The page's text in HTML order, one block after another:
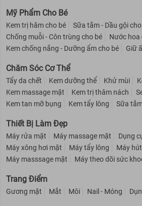
Mỹ Phẩm Cho Bé
Kem trị hăm cho bé Sữa tắm - Dầu gội
Chống muỗi - Côn trùng cho bé
Nước hoa
Kem chống nắng - Dưỡng ẩm cho bé
Giữ
Chăm Sóc Cơ Thể
Tẩy da chết Kem dưỡng thể Khử mùi
Kem massage mặt
Kem trị thâm nách
Kem tan mỡ bụng
Kem tẩy lông Sữa
Thiết Bị Làm Đẹp
Máy rửa mặt Máy massage mặt
Dụng
Máy xông hơi mặt
Máy tẩy lông
Máy
Máy masssage mặt
Máy theo dõi sức
Trang Điểm
Gương mặt Mắt Môi Nail - Móng